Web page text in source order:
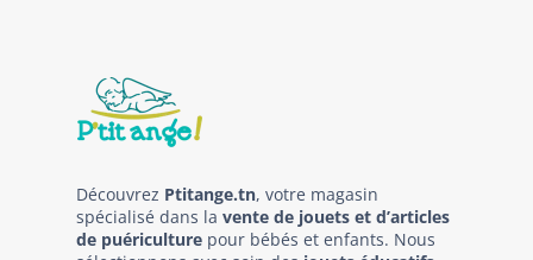
Découvrez Ptitange.tn, votre magasin
spécialisé dans la vente de jouets et d’articles
de puériculture pour bébés et enfants. Nous